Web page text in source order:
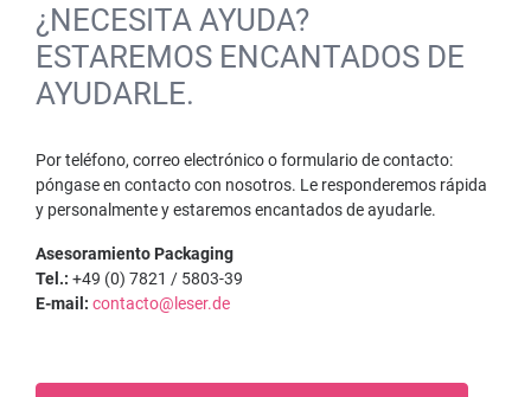
¿NECESITA AYUDA?
ESTAREMOS ENCANTADOS DE
AYUDARLE.
Por teléfono, correo electrónico o formulario de contacto:
póngase en contacto con nosotros. Le responderemos rápida
y personalmente y estaremos encantados de ayudarle.
Asesoramiento Packaging
Tel.: +49 (0) 7821 / 5803-39
E-mail: contacto@leser.de